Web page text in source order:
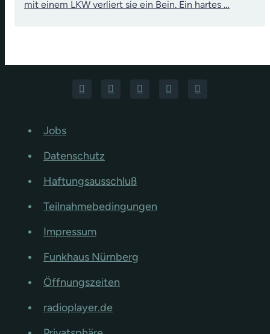
mit einem LKW verliert sie ein Bein. Ein hartes …
Jobs
Datenschutz
Haftungsausschluß
Teilnahmebedingungen
Impressum
Funkhaus Nürnberg
Öffnungszeiten
radioplayer.de